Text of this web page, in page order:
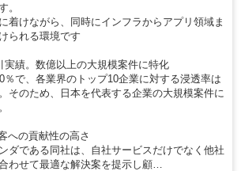
。
着けながら、同時にインフラからアプリ領域ま
られる環境です
実績。数億以上の大規模案件に特化
％で、各業界のトップ10企業に対する浸透率は
そのため、日本を代表する企業の大規模案件に
への貢献性の高さ
ダである同社は、自社サービスだけでなく他社
わせて最適な解決案を提示し顧…